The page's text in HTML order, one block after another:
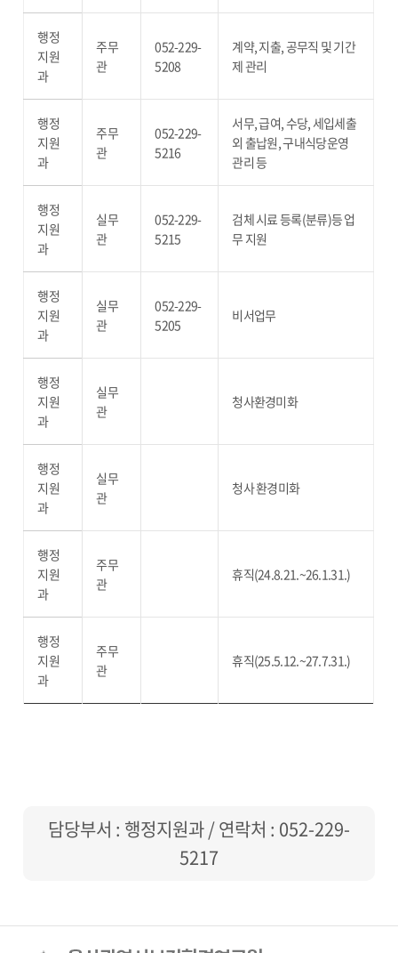
행정
지원
과
주무
관
052-229-
5208
계약, 지출, 공무직 및 기간
제 관리
행정
지원
과
주무
관
052-229-
5216
서무, 급여, 수당, 세입세출
외 출납원, 구내식당운영
관리 등
행정
지원
과
실무
관
052-229-
5215
검체 시료 등록(분류)등 업
무 지원
행정
지원
과
실무
관
052-229-
5205
비서업무
행정
지원
과
실무
관
청사환경미화
행정
지원
과
실무
관
청사 환경미화
행정
지원
과
주무
관
휴직(24.8.21.~26.1.31.)
행정
지원
과
주무
관
휴직(25.5.12.~27.7.31.)
담당부서 : 행정지원과 / 연락처 : 052-229-
5217